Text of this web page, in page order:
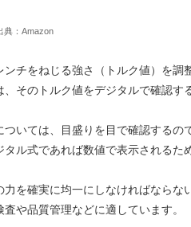
典：Amazon
ンチをねじる強さ（トルク値）を
そのトルク値をデジタルで確認す
ついては、目盛りを目で確認する
タル式であれば数値で表示されるた
力を確実に均一にしなければなら
や品質管理などに適しています。